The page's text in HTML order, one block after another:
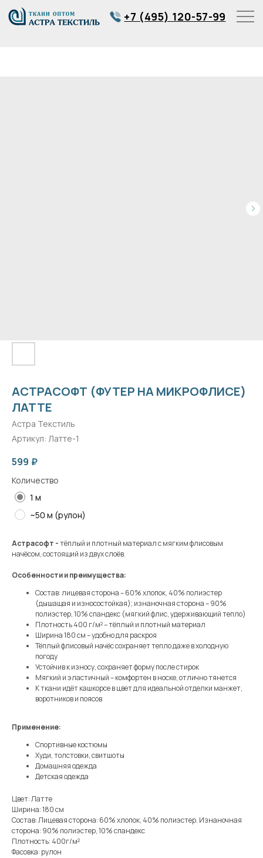
+7 (495) 120-57-99
АСТРАСОФТ (ФУТЕР НА МИКРОФЛИСЕ)
ЛАТТЕ
Астра Текстиль
Артикул: Латте-1
599 ₽
Количество
1 м
~50 м (рулон)
Астрасофт -тёплый и плотный материал с мягким флисовым
начёсом, состоящий из двух слоёв.
Особенности и преимущества:
Состав: лицевая сторона – 60% хлопок, 40% полиэстер
(дышащая и износостойкая); изнаночная сторона – 90%
полиэстер, 10% спандекс (мягкий флис, удерживающий тепло)
Плотность 400 г/м² – тёплый и плотный материал
Ширина 180 см – удобно для раскроя
Тёплый флисовый начёс сохраняет тепло даже в холодную
погоду
Устойчив к износу, сохраняет форму после стирок
Мягкий и эластичный – комфортен в носке, отлично тянется
К ткани идёт кашкорсе в цвет для идеальной отделки манжет,
воротников и поясов
Применение:
Спортивные костюмы
Худи, толстовки, свитшоты
Домашняя одежда
Детская одежда
Цвет: Латте
Ширина: 180 см
Состав: Лицевая сторона: 60% хлопок, 40% полиэстер. Изнаночная
сторона: 90% полиэстер, 10% спандекс
Плотность: 400г/м²
Фасовка: рулон